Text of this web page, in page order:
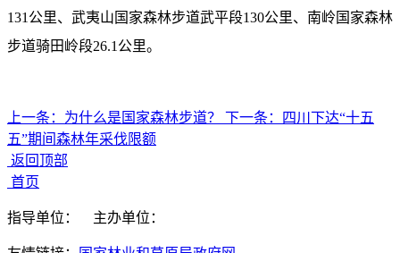
131公里、武夷山国家森林步道武平段130公里、南岭国家森林
步道骑田岭段26.1公里。
上一条： 为什么是国家森林步道？ 下一条：
四川下达“十五
五”期间森林年采伐限额
返回顶部
首页
指导单位： 主办单位：